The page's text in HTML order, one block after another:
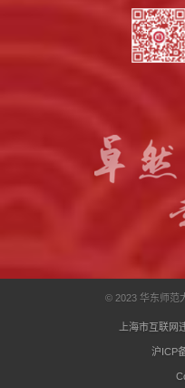
© 2023 华东师范
上海市互联网
沪ICP